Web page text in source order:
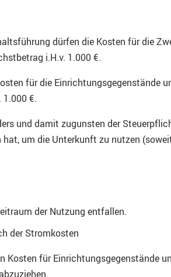
dürfen die Kosten für die
i.H.v. 1.000 €.
für die Einrichtungsgegenstände
€.
und damit zugunsten der
um die Unterkunft zu nutzen
der Nutzung entfallen.
der Stromkosten
Kosten für Einrichtungsgegenstände